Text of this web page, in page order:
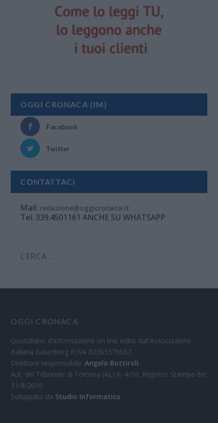
OGGI CRONACA (IM)
Facebook
Twitter
CONTATTACI
Mail: redazione@oggicronaca.it
Tel. 339.4501161 ANCHE SU WHATSAPP
OGGI CRONACA
Quotidiano d'informazione on line edito dall'Associazione
Italiana Gutenberg P.IVA 02305570067.
Direttore responsabile:Angelo Bottiroli.
Aut. del Tribunale di Tortona (AL) n. 4/10, Registro Stampa del
31/8/2010.
Sviluppato da Studio Informatico